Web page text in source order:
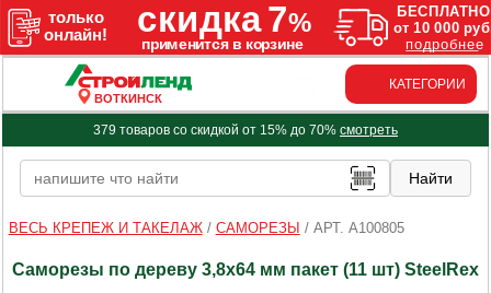
ВОТКИНСК
КАТЕГОРИИ
379 товаров со скидкой от 15% до 70% смотреть
ВЕСЬ КРЕПЕЖ И ТАКЕЛАЖ/ САМОРЕЗЫ / АРТ. A100805
Саморезы по дереву 3,8х64 мм пакет (11 шт) SteelRex